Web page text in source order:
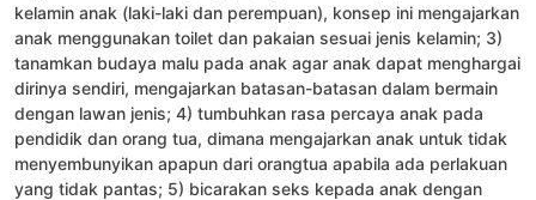
kelamin anak (laki-laki dan perempuan), konsep ini mengajarkan
anak menggunakan toilet dan pakaian sesuai jenis kelamin; 3)
tanamkan budaya malu pada anak agar anak dapat menghargai
dirinya sendiri, mengajarkan batasan-batasan dalam bermain
dengan lawan jenis; 4) tumbuhkan rasa percaya anak pada
pendidik dan orang tua, dimana mengajarkan anak untuk tidak
menyembunyikan apapun dari orangtua apabila ada perlakuan
yang tidak pantas; 5) bicarakan seks kepada anak dengan